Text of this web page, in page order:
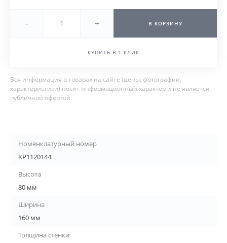
- + В КОРЗИНУ
КУПИТЬ В 1 КЛИК
Вся информация о товарах на сайте (цены, фотографии,
характеристики) носит информационный характер и не является
публичной офертой.
Номенклатурный номер
КР1120144
Высота
80 мм
Ширина
160 мм
Толщина стенки